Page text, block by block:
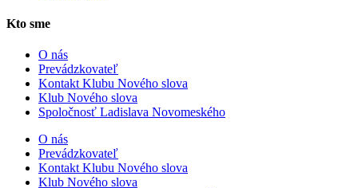
Kto sme
O nás
Prevádzkovateľ
Kontakt Klubu Nového slova
Klub Nového slova
Spoločnosť Ladislava Novomeského
O nás
Prevádzkovateľ
Kontakt Klubu Nového slova
Klub Nového slova